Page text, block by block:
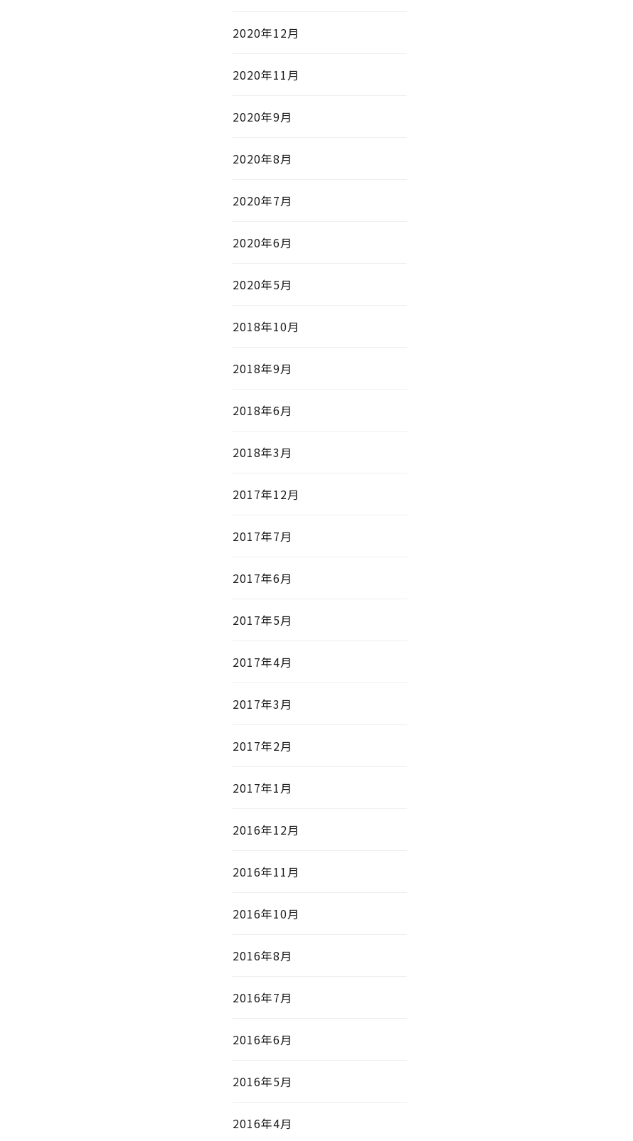
2020年12月
2020年11月
2020年9月
2020年8月
2020年7月
2020年6月
2020年5月
2018年10月
2018年9月
2018年6月
2018年3月
2017年12月
2017年7月
2017年6月
2017年5月
2017年4月
2017年3月
2017年2月
2017年1月
2016年12月
2016年11月
2016年10月
2016年8月
2016年7月
2016年6月
2016年5月
2016年4月